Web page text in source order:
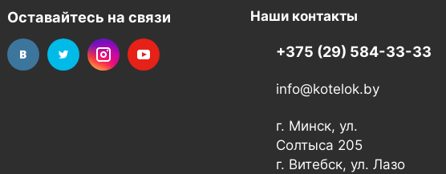
Оставайтесь на связи Наши контакты
+375 (29) 584-33-33
info@kotelok.by
г. Минск, ул.
Солтыса 205
г. Витебск, ул. Лазо